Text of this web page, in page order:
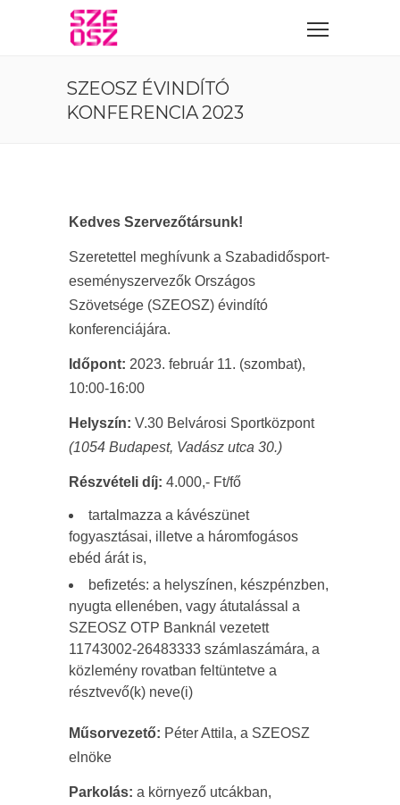
SZEOSZ ÉVINDÍTÓ
KONFERENCIA 2023
Kedves Szervezőtársunk!
Szeretettel meghívunk a Szabadidősport-
eseményszervezők Országos
Szövetsége (SZEOSZ) évindító
konferenciájára.
Időpont: 2023. február 11. (szombat),
10:00-16:00
Helyszín: V.30 Belvárosi Sportközpont
(1054 Budapest, Vadász utca 30.)
Részvételi díj: 4.000,- Ft/fő
tartalmazza a kávészünet
fogyasztásai, illetve a háromfogásos
ebéd árát is,
befizetés: a helyszínen, készpénzben,
nyugta ellenében, vagy átutalással a
SZEOSZ OTP Banknál vezetett
11743002-26483333 számlaszámára, a
közlemény rovatban feltüntetve a
résztvevő(k) neve(i)
Műsorvezető: Péter Attila, a SZEOSZ
elnöke
Parkolás: a környező utcákban,